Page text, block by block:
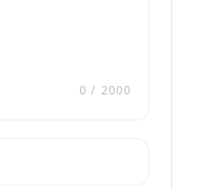
0 / 2000